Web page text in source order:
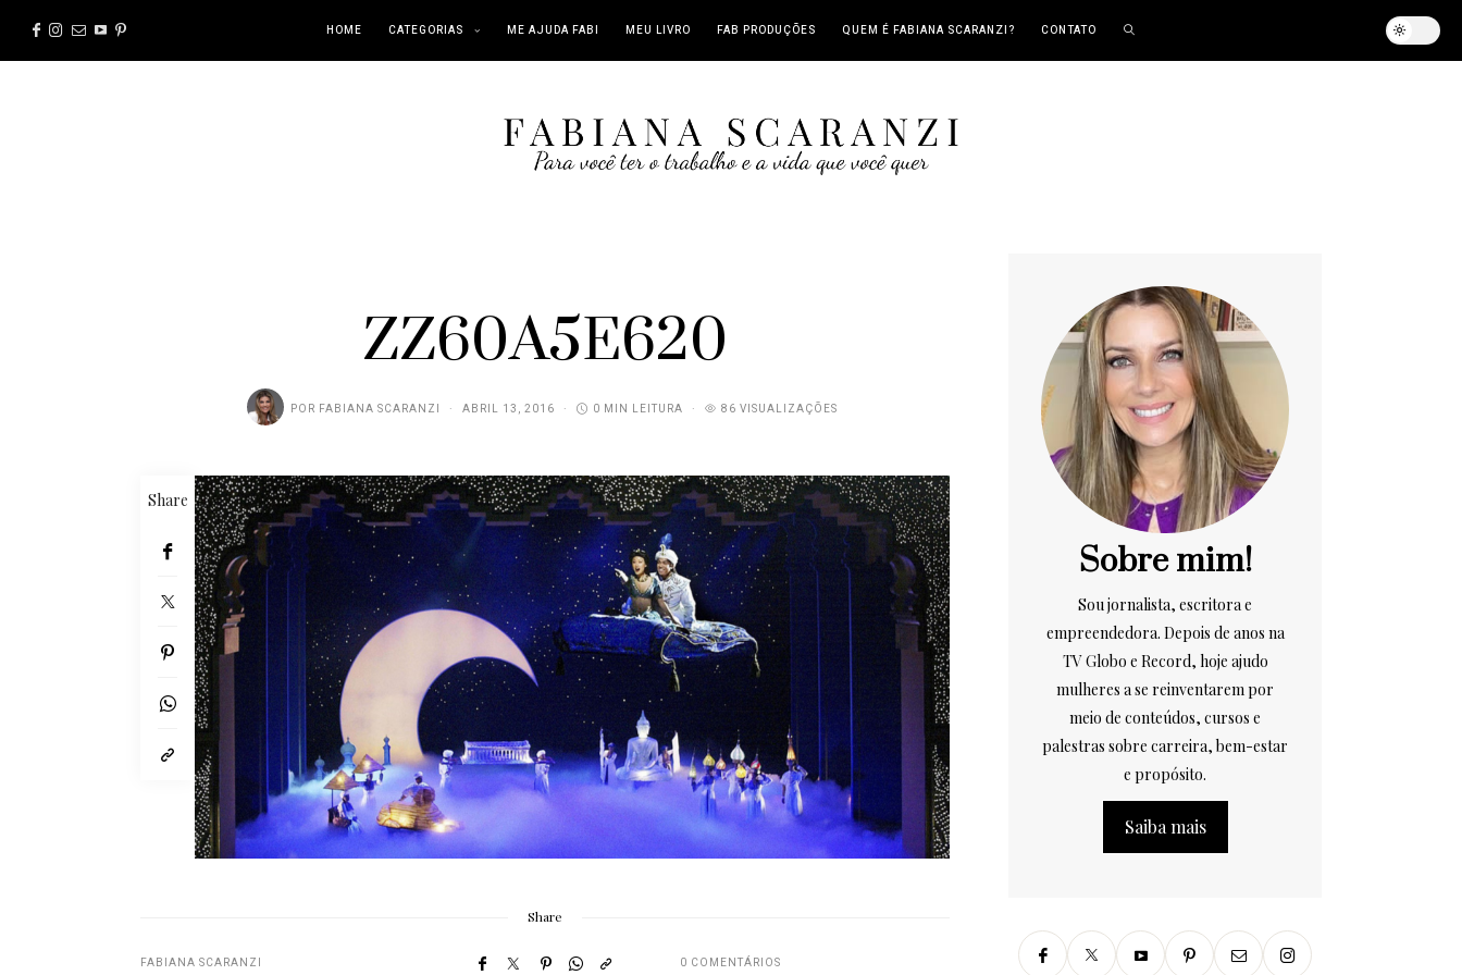
HOME CATEGORIAS ME AJUDA FABI MEU LIVRO FAB PRODUÇÕES QUEM É FABIANA SCARANZI? CONTATO
ZZ60A5E620
POR FABIANA SCARANZI ABRIL 13, 2016 0 MIN LEITURA 86 VISUALIZAÇÕES
Share
Share
FABIANA SCARANZI 0 COMENTÁRIOS
Sobre mim!
Sou jornalista, escritora e
empreendedora. Depois de anos na
TV Globo e Record, hoje ajudo
mulheres a se reinventarem por
meio de conteúdos, cursos e
palestras sobre carreira, bem-estar
e propósito.
Saiba mais